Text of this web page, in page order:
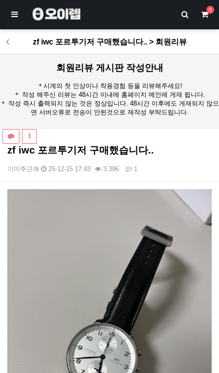
0
zf iwc 포르투기저 구매했습니다.. > 회원리뷰
회원리뷰 게시판 작성안내
＊시계의 첫 인상이나 착용경험 등을 리뷰해주세요!
＊ 작성 해주신 리뷰는 48시간 이내에 홈페이지 메인에 게재 됩니다.
＊ 작성 즉시 출력되지 않는 것은 정상입니다. 48시간 이후에도 게재되지 않으
면 서버오류로 전송이 안된것으로 재작성 부탁드립니다.
zf iwc 포르투기저 구매했습니다..
기미주근깨 25-12-15 17:43 3,396 1